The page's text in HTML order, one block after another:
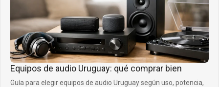
Equipos de audio Uruguay: qué comprar bien
Guía para elegir equipos de audio Uruguay según uso, potencia,